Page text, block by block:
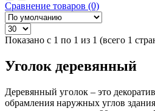
Сравнение товаров (0)
Показано с 1 по 1 из 1 (всего 1
Уголок деревянный
Деревянный уголок – это
обрамления наружных углов